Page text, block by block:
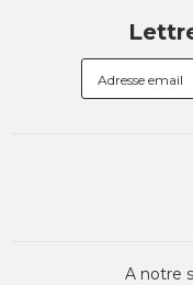
A notre